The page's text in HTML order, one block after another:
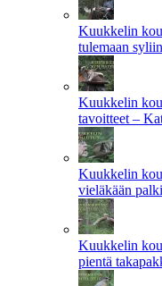
Kuukkelin
tulemaan
Kuukkelin
tavoitteet –
Kuukkelin
vieläkään
Kuukkelin
pientä